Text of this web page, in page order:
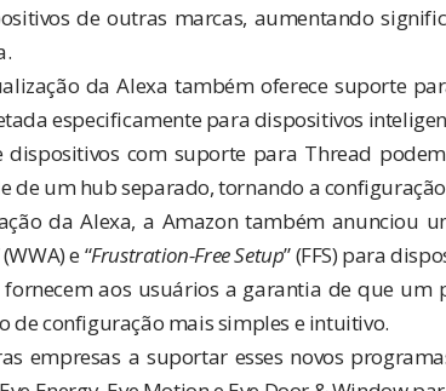
de outras marcas, aumentando
da Alexa também oferece suporte
especificamente para dispositivos
dispositivos com suporte para Thread
de um hub separado, tornando a
da Alexa, a Amazon também anunciou
(WWA) e “Frustration-Free Setup” (FFS) para
fornecem aos usuários a garantia de que
de configuração mais simples e intuitivo.
empresas a suportar esses novos